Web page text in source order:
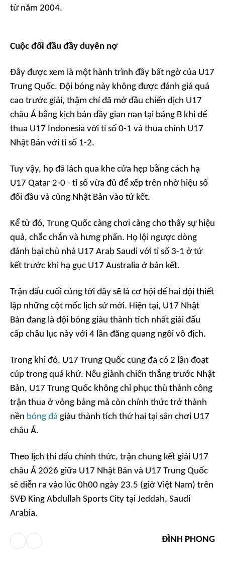
từ năm 2004.
Cuộc đối đầu đầy duyên nợ
Đây được xem là một hành trình đầy bất ngờ của U17
Trung Quốc. Đội bóng này không được đánh giá quá
cao trước giải, thậm chí đã mở đầu chiến dịch U17
châu Á bằng kịch bản đầy gian nan tại bảng B khi để
thua U17 Indonesia với tỉ số 0-1 và thua chính U17
Nhật Bản với tỉ số 1-2.
Tuy vậy, họ đã lách qua khe cửa hẹp bằng cách hạ
U17 Qatar 2-0 - tỉ số vừa đủ để xếp trên nhờ hiệu số
đối đầu và cùng Nhật Bản vào tứ kết.
Kể từ đó, Trung Quốc càng chơi càng cho thấy sự hiệu
quả, chắc chắn và hưng phấn. Họ lội ngược dòng
đánh bại chủ nhà U17 Arab Saudi với tỉ số 3-1 ở tứ
kết trước khi hạ gục U17 Australia ở bán kết.
Trận đấu cuối cùng tới đây sẽ là cơ hội để hai đội thiết
lập những cột mốc lịch sử mới. Hiện tại, U17 Nhật
Bản đang là đội bóng giàu thành tích nhất giải đấu
cấp châu lục này với 4 lần đăng quang ngôi vô địch.
Trong khi đó, U17 Trung Quốc cũng đã có 2 lần đoạt
cúp trong quá khứ. Nếu giành chiến thắng trước Nhật
Bản, U17 Trung Quốc không chỉ phục thù thành công
trận thua ở vòng bảng mà còn chính thức trở thành
nền bóng đá giàu thành tích thứ hai tại sân chơi U17
châu Á.
Theo lịch thi đấu chính thức, trận chung kết giải U17
châu Á 2026 giữa U17 Nhật Bản và U17 Trung Quốc
sẽ diễn ra vào lúc 0h00 ngày 23.5 (giờ Việt Nam) trên
SVĐ King Abdullah Sports City tại Jeddah, Saudi
Arabia.
ĐÌNH PHONG